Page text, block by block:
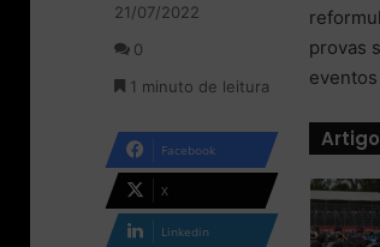
provas
o
n
e
e
a
i
l
21/07/2022
0
1 minuto de leitura
Facebook
X
Linkedin